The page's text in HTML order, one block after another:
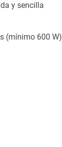
y sencilla
(mínimo 600 W)